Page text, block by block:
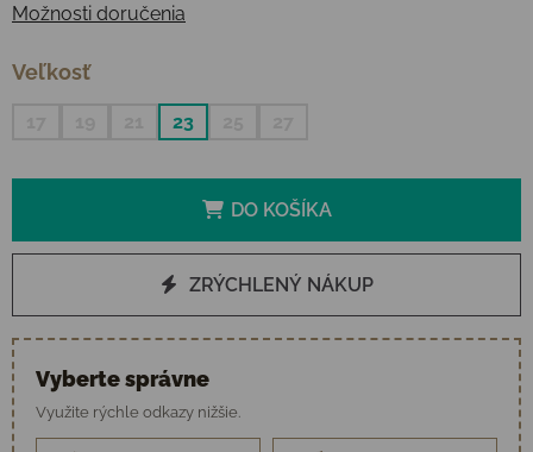
Možnosti doručenia
Veľkosť
23
DO KOŠÍKA
ZRÝCHLENÝ NÁKUP
Vyberte správne
Využite rýchle odkazy nižšie.